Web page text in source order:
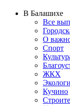
В Балашихе
Все
О
Спорт
ЖКХ
Кучино